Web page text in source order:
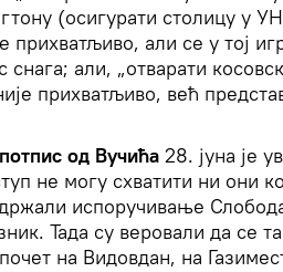
(осигурати столицу у
прихватљиво, али се у тој
снага; али, „отварати
прихватљиво, већ
потпис од Вучића 28. јуна је
не могу схватити ни они
испоручивање
Тада су веровали да се
на Видовдан, на